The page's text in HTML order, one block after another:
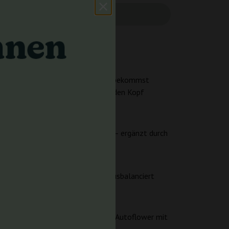
Gesamtpaket verbindet. Du bekommst
dich in Schwung bringt, ohne den Kopf
Vanille und Blaubeere setzt – ergänzt durch
Hybrid-Herz, die angenehm ausbalanciert
Blüte. Wenn du eine Autoflower mit